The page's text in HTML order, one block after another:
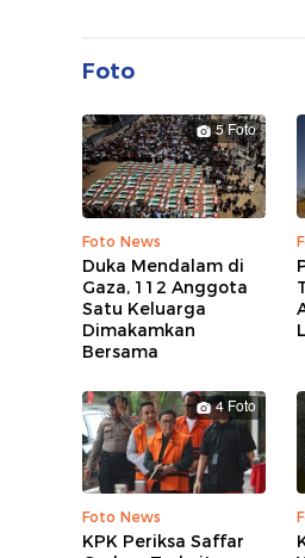
Foto
5 Foto
Foto News
Duka Mendalam di
Gaza, 112 Anggota
Satu Keluarga
Dimakamkan
Bersama
4 Foto
Foto News
KPK Periksa Saffar